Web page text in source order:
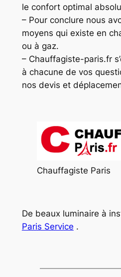
le confort optimal
– Pour conclure nous
moyens qui existe en
ou à gaz.
– Chauffagiste-paris.fr
à chacune de vos
nos devis et
Chauffagiste Paris
De beaux luminaire à
Paris Service .